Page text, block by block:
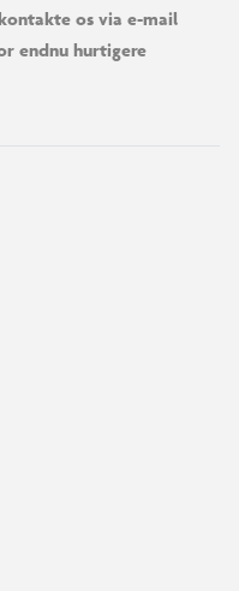
os via e-mail
endnu hurtigere